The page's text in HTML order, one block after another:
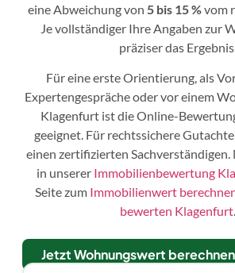
eine Abweichung von 5 bis 15 %vom
Je vollständiger Ihre Angaben zur
präziser das
Für eine erste Orientierung, als
Expertengespräche oder vor einem
Klagenfurt ist die Online-
geeignet. Für rechtssichere
einen zertifizierten Sachverständigen.
in unserer Immobilienbewertung
Seite zum Immobilienwert
bewerten Klagenfurt.
Jetzt Wohnungswert